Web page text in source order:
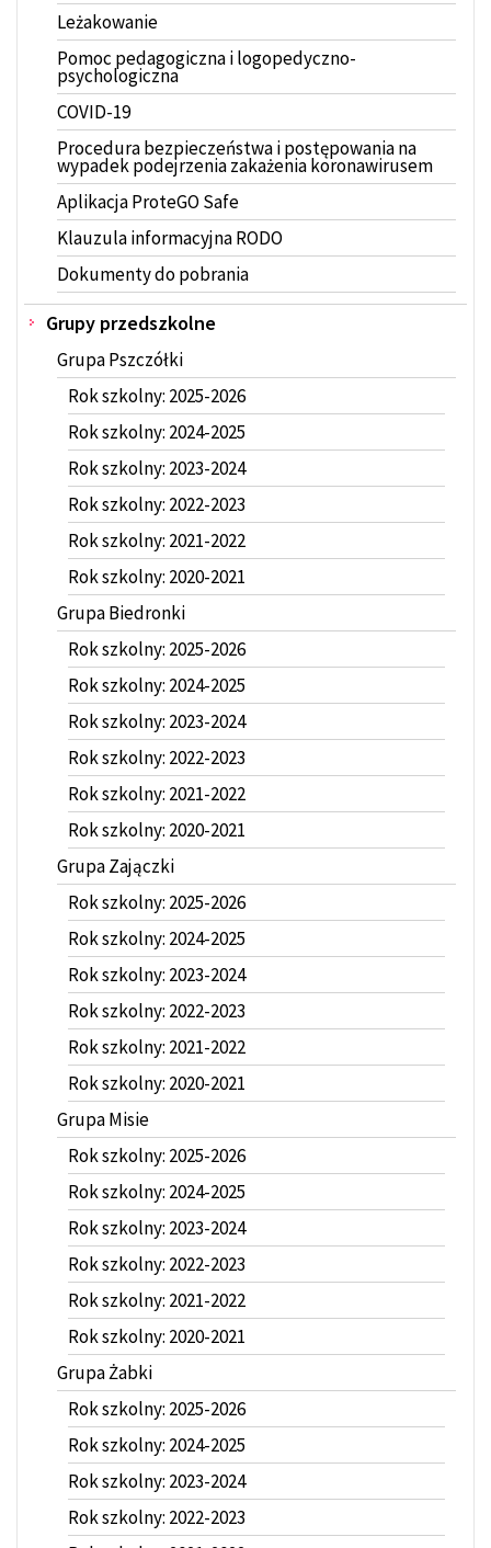
Leżakowanie
Pomoc pedagogiczna i logopedyczno-
psychologiczna
COVID-19
Procedura bezpieczeństwa i postępowania na
wypadek podejrzenia zakażenia koronawirusem
Aplikacja ProteGO Safe
Klauzula informacyjna RODO
Dokumenty do pobrania
Grupy przedszkolne
Grupa Pszczółki
Rok szkolny: 2025-2026
Rok szkolny: 2024-2025
Rok szkolny: 2023-2024
Rok szkolny: 2022-2023
Rok szkolny: 2021-2022
Rok szkolny: 2020-2021
Grupa Biedronki
Rok szkolny: 2025-2026
Rok szkolny: 2024-2025
Rok szkolny: 2023-2024
Rok szkolny: 2022-2023
Rok szkolny: 2021-2022
Rok szkolny: 2020-2021
Grupa Zajączki
Rok szkolny: 2025-2026
Rok szkolny: 2024-2025
Rok szkolny: 2023-2024
Rok szkolny: 2022-2023
Rok szkolny: 2021-2022
Rok szkolny: 2020-2021
Grupa Misie
Rok szkolny: 2025-2026
Rok szkolny: 2024-2025
Rok szkolny: 2023-2024
Rok szkolny: 2022-2023
Rok szkolny: 2021-2022
Rok szkolny: 2020-2021
Grupa Żabki
Rok szkolny: 2025-2026
Rok szkolny: 2024-2025
Rok szkolny: 2023-2024
Rok szkolny: 2022-2023